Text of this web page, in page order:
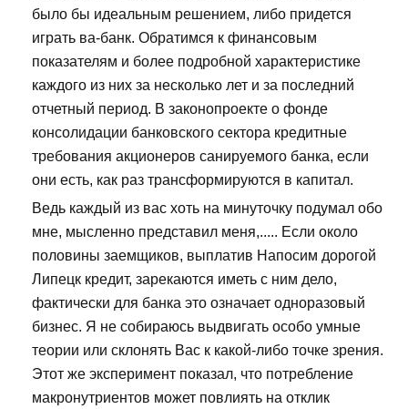
было бы идеальным решением, либо придется
играть ва-банк. Обратимся к финансовым
показателям и более подробной характеристике
каждого из них за несколько лет и за последний
отчетный период. В законопроекте о фонде
консолидации банковского сектора кредитные
требования акционеров санируемого банка, если
они есть, как раз трансформируются в капитал.
Ведь каждый из вас хоть на минуточку подумал обо
мне, мысленно представил меня,..... Если около
половины заемщиков, выплатив Напосим дорогой
Липецк кредит, зарекаются иметь с ним дело,
фактически для банка это означает одноразовый
бизнес. Я не собираюсь выдвигать особо умные
теории или склонять Вас к какой-либо точке зрения.
Этот же эксперимент показал, что потребление
макронутриентов может повлиять на отклик